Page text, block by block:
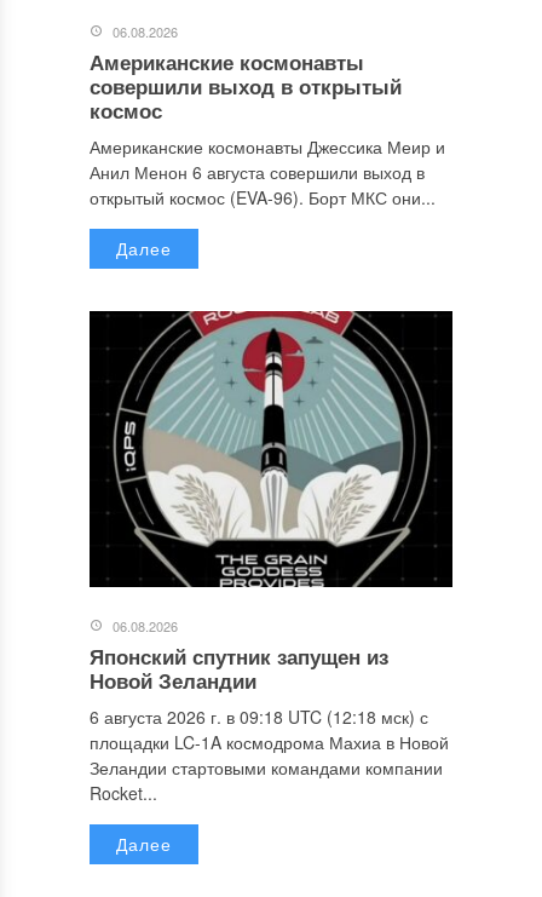
06.08.2026
Американские космонавты
совершили выход в открытый
космос
Американские космонавты Джессика Меир и
Анил Менон 6 августа совершили выход в
открытый космос (EVA-96). Борт МКС они...
Далее
06.08.2026
Японский спутник запущен из
Новой Зеландии
6 августа 2026 г. в 09:18 UTC (12:18 мск) с
площадки LC-1A космодрома Махиа в Новой
Зеландии стартовыми командами компании
Rocket...
Далее